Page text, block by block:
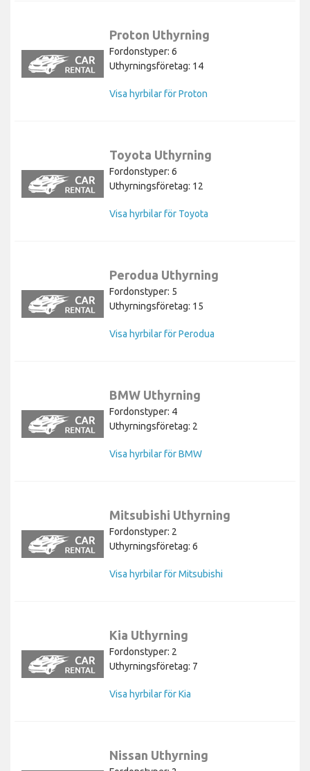
Proton Uthyrning
Fordonstyper: 6
Uthyrningsföretag: 14
Visa hyrbilar för Proton
Toyota Uthyrning
Fordonstyper: 6
Uthyrningsföretag: 12
Visa hyrbilar för Toyota
Perodua Uthyrning
Fordonstyper: 5
Uthyrningsföretag: 15
Visa hyrbilar för Perodua
BMW Uthyrning
Fordonstyper: 4
Uthyrningsföretag: 2
Visa hyrbilar för BMW
Mitsubishi Uthyrning
Fordonstyper: 2
Uthyrningsföretag: 6
Visa hyrbilar för Mitsubishi
Kia Uthyrning
Fordonstyper: 2
Uthyrningsföretag: 7
Visa hyrbilar för Kia
Nissan Uthyrning